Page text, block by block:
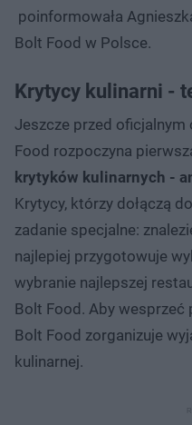
poinformowała
Bolt Food w Polsce.
Krytycy kulinarni -
Jeszcze przed
Food rozpoczyna
krytyków kulinarnych -
Krytycy, którzy dołączą
zadanie specjalne:
najlepiej przygotowuje
wybranie najlepszej
Bolt Food. Aby
Bolt Food zorganizuje
kulinarnej.